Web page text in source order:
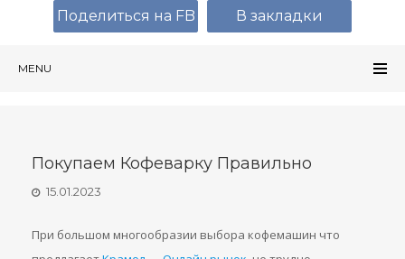
MENU
Покупаем Кофеварку Правильно
15.01.2023
При большом многообразии выбора кофемашин что
Поделиться на FB В закладки